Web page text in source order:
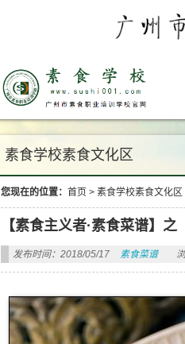
素食学校素食文化区
您现在的位置： 首页 > 素食学校素食文化区
【素食主义者·素食菜谱】
发布时间：2018/05/17 素食菜谱